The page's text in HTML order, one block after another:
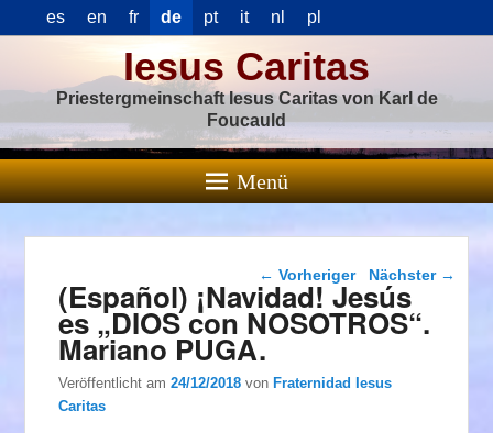
es en fr de pt it nl pl
Iesus Caritas
Priestergmeinschaft Iesus Caritas von Karl de
Foucauld
Menü
Beitragsnavigation
← Vorheriger Nächster →
(Español) ¡Navidad! Jesús
es „DIOS con NOSOTROS“.
Mariano PUGA.
Veröffentlicht am24/12/2018 vonFraternidad Iesus
Caritas